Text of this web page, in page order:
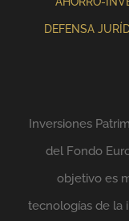
DEFENSA
Inversiones
del Fondo
objetivo es
tecnologías de la